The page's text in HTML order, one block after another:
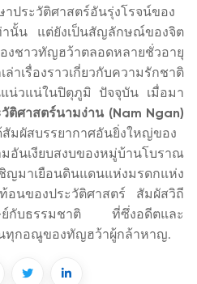
าประวัติศาสตร์อันรุ่งโรจน์ของ
นั้น แต่ยังเป็นสัญลักษณ์ของจิต
ชาวทัญฮว้าตลอดหลายชั่วอายุ
รื่องราวเกี่ยวกับความรักชาติ
น่วแน่ในปิตุภูมิ ปัจจุบัน เมื่อมา
ติศาสตร์นามง่าน (Nam Ngan)
สัมผัสบรรยากาศอันยิ่งใหญ่ของ
อันเงียบสงบของหมู่บ้านโบราณ
ญมาเยือนดินแดนแห่งมรดกแห่ง
อนของประวัติศาสตร์ สัมผัสวิถี
ย์กับธรรมชาติ ที่ซึ่งอดีตและ
ทุกอณูของทัญฮว้าผู้กล้าหาญ.